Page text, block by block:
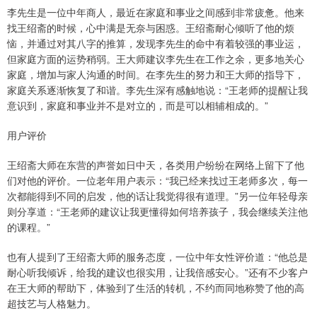
李先生是一位中年商人，最近在家庭和事业之间感到非常疲惫。他来
找王绍斋的时候，心中满是无奈与困惑。王绍斋耐心倾听了他的烦
恼，并通过对其八字的推算，发现李先生的命中有着较强的事业运，
但家庭方面的运势稍弱。王大师建议李先生在工作之余，更多地关心
家庭，增加与家人沟通的时间。在李先生的努力和王大师的指导下，
家庭关系逐渐恢复了和谐。李先生深有感触地说：“王老师的提醒让我
意识到，家庭和事业并不是对立的，而是可以相辅相成的。”
用户评价
王绍斋大师在东营的声誉如日中天，各类用户纷纷在网络上留下了他
们对他的评价。一位老年用户表示：“我已经来找过王老师多次，每一
次都能得到不同的启发，他的话让我觉得很有道理。”另一位年轻母亲
则分享道：“王老师的建议让我更懂得如何培养孩子，我会继续关注他
的课程。”
也有人提到了王绍斋大师的服务态度，一位中年女性评价道：“他总是
耐心听我倾诉，给我的建议也很实用，让我倍感安心。”还有不少客户
在王大师的帮助下，体验到了生活的转机，不约而同地称赞了他的高
超技艺与人格魅力。